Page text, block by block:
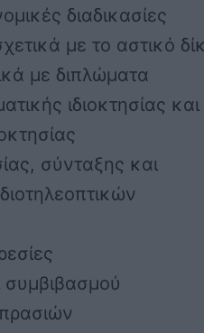
διαδικασίες
με το αστικό
με διπλώματα
ιδιοκτησίας και
σύνταξης και
συμβιβασμού